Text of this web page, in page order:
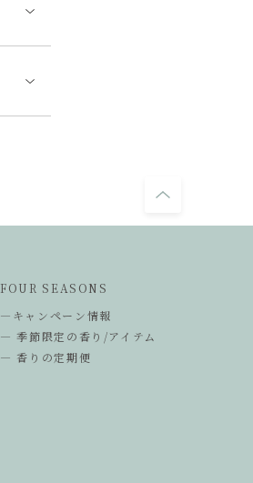
FOUR SEASONS
―キャンペーン情報
― 季節限定の香り/アイテム
― 香りの定期便